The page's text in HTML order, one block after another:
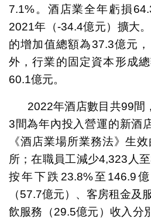
7.1%。酒店業全年虧損
2021年（-34.4億元）擴大
的增加值總額為37.3億元
外，行業的固定資本形成
60.1億元。
2022年酒店數目共99間
3間為年內投入營運的新酒
《酒店業場所業務法》生
所；在職員工減少4,323人
按年下跌23.8%至146.9
（57.7億元）、客房租金及
飲服務（29.5億元）收入分